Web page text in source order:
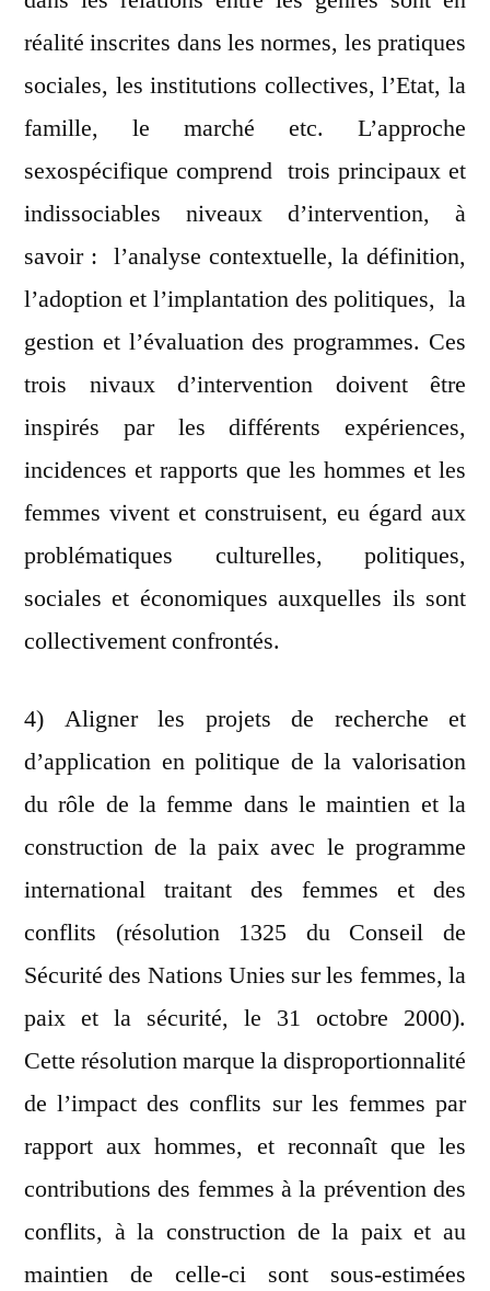
réalité inscrites dans les normes, les pratiques
sociales, les institutions collectives, l’Etat, la
famille, le marché etc. L’approche
sexospécifique comprend trois principaux et
indissociables niveaux d’intervention, à
savoir : l’analyse contextuelle, la définition,
l’adoption et l’implantation des politiques, la
gestion et l’évaluation des programmes. Ces
trois nivaux d’intervention doivent être
inspirés par les différents expériences,
incidences et rapports que les hommes et les
femmes vivent et construisent, eu égard aux
problématiques culturelles, politiques,
sociales et économiques auxquelles ils sont
collectivement confrontés.
4) Aligner les projets de recherche et
d’application en politique de la valorisation
du rôle de la femme dans le maintien et la
construction de la paix avec le programme
international traitant des femmes et des
conflits (résolution 1325 du Conseil de
Sécurité des Nations Unies sur les femmes, la
paix et la sécurité, le 31 octobre 2000).
Cette résolution marque la disproportionnalité
de l’impact des conflits sur les femmes par
rapport aux hommes, et reconnaît que les
contributions des femmes à la prévention des
conflits, à la construction de la paix et au
maintien de celle-ci sont sous-estimées